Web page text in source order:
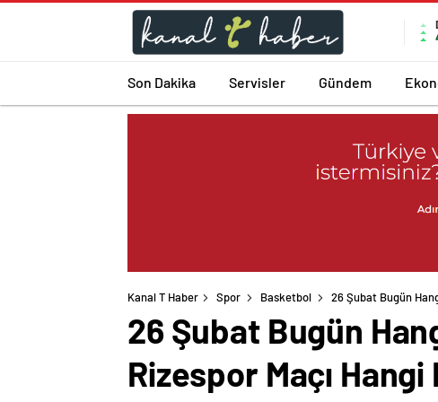
Son Dakika Servisler Gündem
Kanal T Haber Spor Basketbol 26 Şubat Bugün
26 Şubat Bugün
Rizespor Maçı